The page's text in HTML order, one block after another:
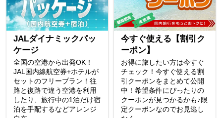
JALダイナミックパッ
ケージ
全国の空港から出発OK！
JAL国内線航空券+ホテルが
セットのフリープラン！往
路と復路で違う空港を利用
したり、旅行中の1泊だけ宿
泊を手配するなどアレンジ
今すぐ使える【割引ク
ーポン】
お得に旅したい方は今すぐ
チェック！今すぐ使える割
引クーポンをまとめて公開
中！希望条件にぴったりの
クーポンが見つかるかも♪限
定クーポンなのでお見逃し